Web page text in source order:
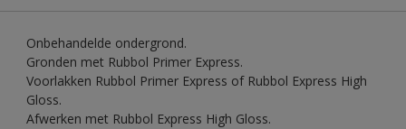
Onbehandelde ondergrond.
Gronden met Rubbol Primer Express.
Voorlakken Rubbol Primer Express of Rubbol Express High
Gloss.
Afwerken met Rubbol Express High Gloss.